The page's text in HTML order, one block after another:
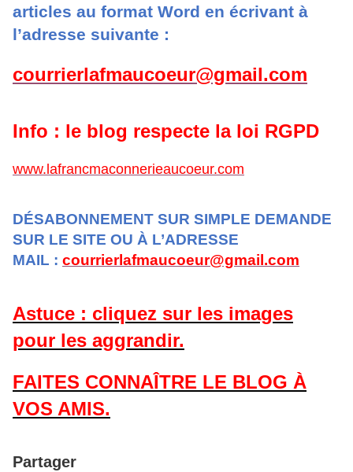
articles au format Word en écrivant à
l’adresse suivante :
courrierlafmaucoeur@gmail.com
Info : le blog respecte la loi RGPD
www.lafrancmaconnerieaucoeur.com
DÉSABONNEMENT SUR SIMPLE DEMANDE
SUR LE SITE OU À L’ADRESSE
MAIL : courrierlafmaucoeur@gmail.com
Astuce : cliquez sur les images
pour les aggrandir.
FAITES CONNAÎTRE LE BLOG À
VOS AMIS.
Partager